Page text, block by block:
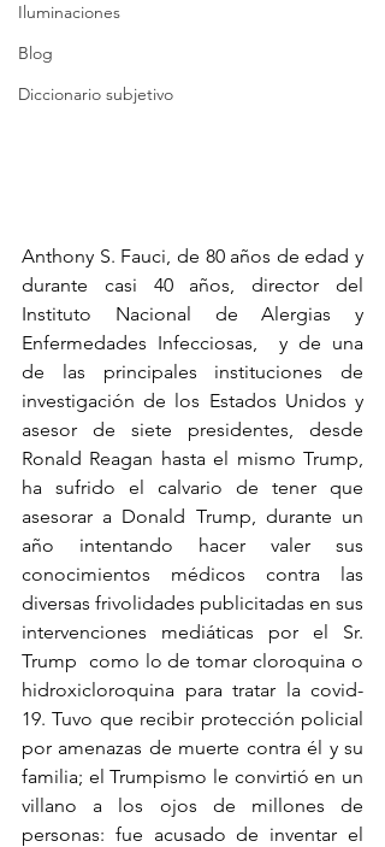
Iluminaciones
Blog
Diccionario subjetivo
Anthony S. Fauci, de 80 años de edad y
durante casi 40 años, director del
Instituto Nacional de Alergias y
Enfermedades Infecciosas,  y de una
de las principales instituciones de
investigación de los Estados Unidos y
asesor de siete presidentes, desde
Ronald Reagan hasta el mismo Trump,
ha sufrido el calvario de tener que
asesorar a Donald Trump, durante un
año intentando hacer valer sus
conocimientos médicos contra las
diversas frivolidades publicitadas en sus
intervenciones mediáticas por el Sr.
Trump  como lo de tomar cloroquina o
hidroxicloroquina para tratar la covid-
19. Tuvo que recibir protección policial
por amenazas de muerte contra él y su
familia; el Trumpismo le convirtió en un
villano a los ojos de millones de
personas: fue acusado de inventar el